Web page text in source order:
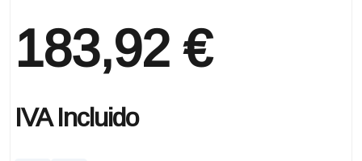
183,92 €
IVA Incluido